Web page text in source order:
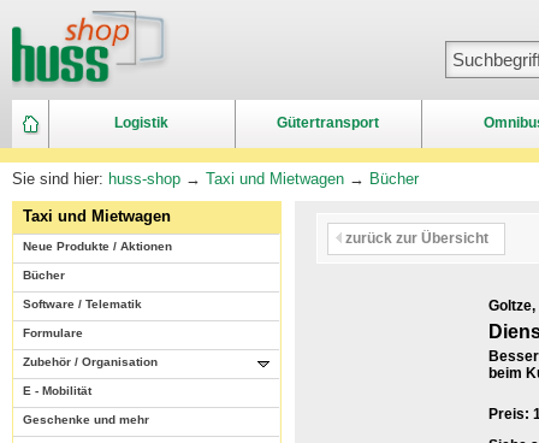
Logistik Gütertransport
Sie sind hier: huss-shop → Taxi und Mietwagen → Bücher
Taxi und Mietwagen
Neue Produkte / Aktionen
Bücher
Software / Telematik
Formulare
Zubehör / Organisation
E - Mobilität
Geschenke und mehr
zurück zur Übersicht
beim
Preis: